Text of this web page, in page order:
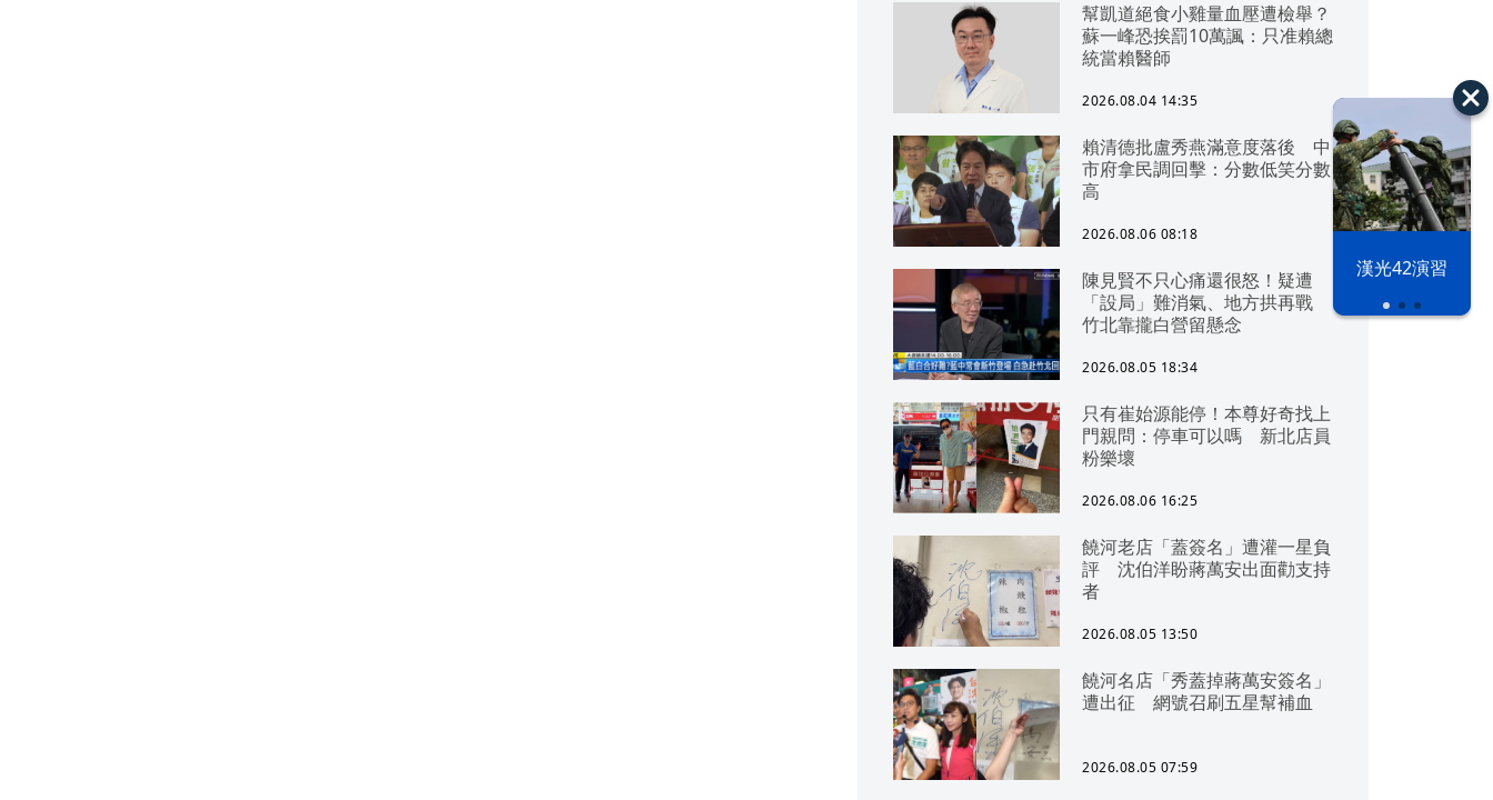
漢光42演習
幫凱道絕食小雞量血壓遭檢舉？
蘇一峰恐挨罰10萬諷：只准賴總
統當賴醫師
2026.08.04 14:35
賴清德批盧秀燕滿意度落後 中
市府拿民調回擊：分數低笑分數
高
2026.08.06 08:18
陳見賢不只心痛還很怒！疑遭
「設局」難消氣、地方拱再戰
竹北靠攏白營留懸念
2026.08.05 18:34
只有崔始源能停！本尊好奇找上
門親問：停車可以嗎 新北店員
粉樂壞
2026.08.06 16:25
饒河老店「蓋簽名」遭灌一星負
評 沈伯洋盼蔣萬安出面勸支持
者
2026.08.05 13:50
饒河名店「秀蓋掉蔣萬安簽名」
遭出征 網號召刷五星幫補血
2026.08.05 07:59